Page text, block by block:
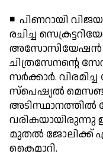
◾ പിണറായി
രചിച്ച
അസോസിയേഷന്‍
ചിത്രസേനന്റെ
സര്‍ക്കാര്‍.
സ്പെഷ്യല്‍
വരികയായിരുന്നു
മുതല്‍ ജോലിക്ക്
കൈമാറി.